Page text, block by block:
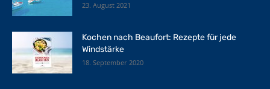
23. August 2021
Kochen nach Beaufort: Rezepte für jede
Windstärke
18. September 2020